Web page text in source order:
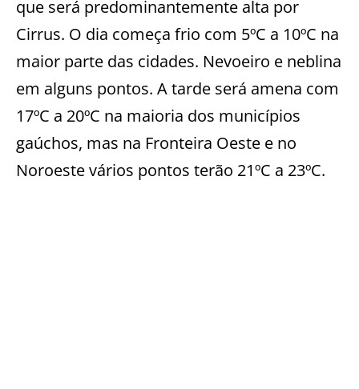
que será predominantemente alta por
Cirrus. O dia começa frio com 5ºC a 10ºC na
maior parte das cidades. Nevoeiro e neblina
em alguns pontos. A tarde será amena com
17ºC a 20ºC na maioria dos municípios
gaúchos, mas na Fronteira Oeste e no
Noroeste vários pontos terão 21ºC a 23ºC.